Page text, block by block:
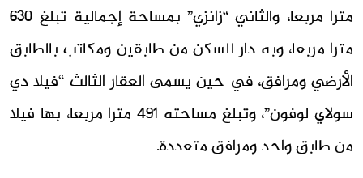
مترا مربعا، والثاني “زانزي” بمساحة إجمالية تبلغ 630
مترا مربعا، وبه دار للسكن من طابقين ومكاتب بالطابق
الأرضي ومرافق، في حين يسمى العقار الثالث “فيلا دي
سولاي لوفون”، وتبلغ مساحته 491 مترا مربعا، بها فيلا
من طابق واحد ومرافق متعددة.